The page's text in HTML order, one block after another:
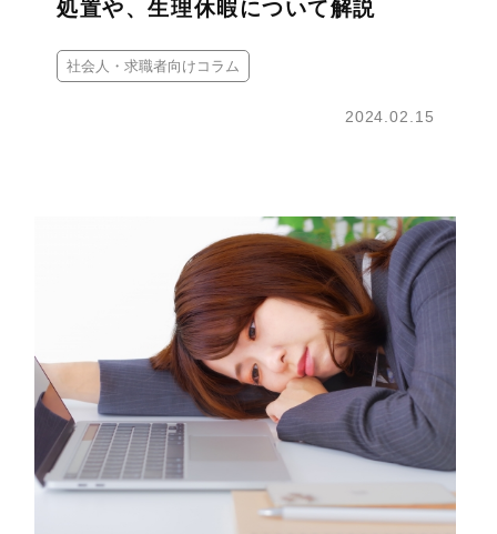
処置や、生理休暇について解説
社会人・求職者向けコラム
2024.02.15